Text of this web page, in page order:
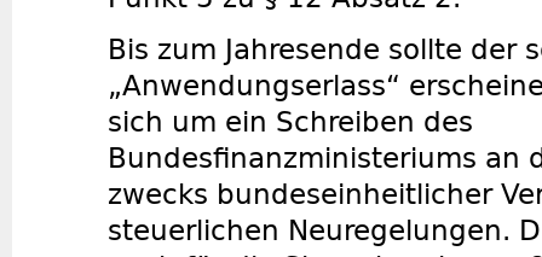
Bis zum Jahresende sollte der
„Anwendungserlass“
sich um ein Schreiben des
Bundesfinanzministeriums an
zwecks bundeseinheitlicher
steuerlichen Neuregelungen.